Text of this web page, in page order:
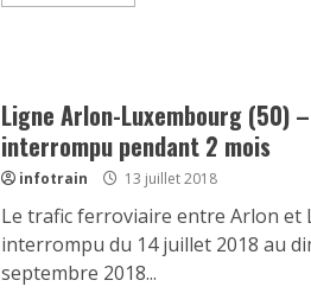
Ligne Arlon-Luxembourg (50)
interrompu pendant 2 mois
infotrain 13 juillet 2018
Le trafic ferroviaire entre Arlon et
interrompu du 14 juillet 2018 au
septembre 2018...